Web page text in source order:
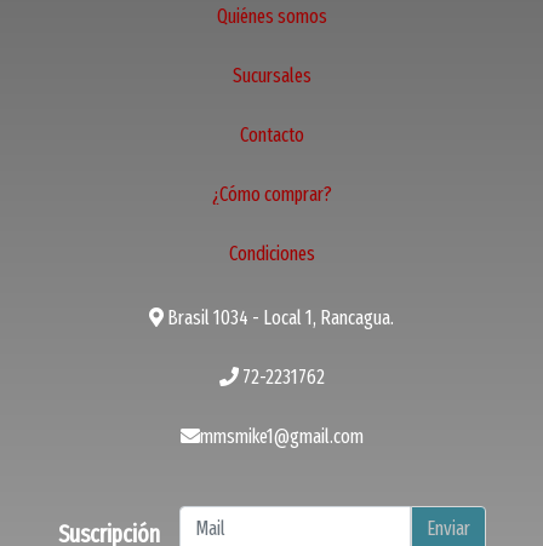
Quiénes somos
Sucursales
Contacto
¿Cómo comprar?
Condiciones
Brasil 1034 - Local 1, Rancagua.
72-2231762
mmsmike1@gmail.com
Suscripción Enviar